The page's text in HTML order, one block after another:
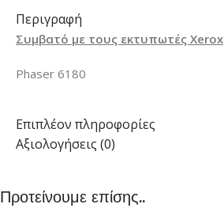
Περιγραφή
Συμβατό με τους εκτυπωτές Xerox
Phaser 6180
Επιπλέον πληροφορίες
Αξιολογήσεις (0)
Προτείνουμε επίσης..